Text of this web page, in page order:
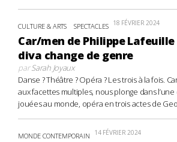
CULTURE & ARTS SPECTACLES 18 FÉVRIER 2024
Car/men de Philippe
diva change de genre
parSarah Joyaux
Danse ? Théâtre ? Opéra ? Les trois à la fois.
aux facettes multiples, nous plonge dans
jouées au monde, opéra en trois actes de
MONDE CONTEMPORAIN 14 FÉVRIER 2024